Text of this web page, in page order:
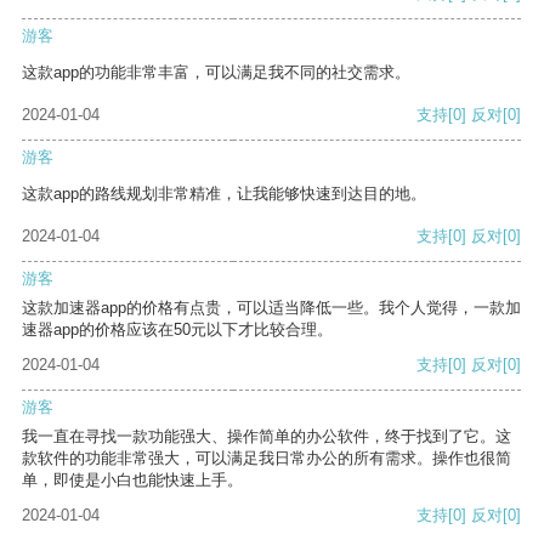
游客
这款app的功能非常丰富，可以满足我不同的社交需求。
2024-01-04 支持[0] 反对[0]
游客
这款app的路线规划非常精准，让我能够快速到达目的地。
2024-01-04 支持[0] 反对[0]
游客
这款加速器app的价格有点贵，可以适当降低一些。我个人觉得，一款加
速器app的价格应该在50元以下才比较合理。
2024-01-04
支持[0] 反对[0]
游客
我一直在寻找一款功能强大、操作简单的办公软件，终于找到了它。这
款软件的功能非常强大，可以满足我日常办公的所有需求。操作也很简
单，即使是小白也能快速上手。
2024-01-04
支持[0] 反对[0]